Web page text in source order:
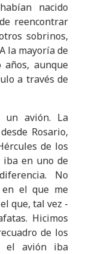
nacido
reencontrar
sobrinos,
la mayoría de
aunque
a través de
un avión. La
Rosario,
de los
iba en uno de
No
el que me
que, tal vez -
Hicimos
de los
el avión iba